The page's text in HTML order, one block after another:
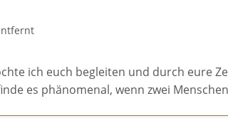
ich euch begleiten und durch eure
es phänomenal, wenn zwei